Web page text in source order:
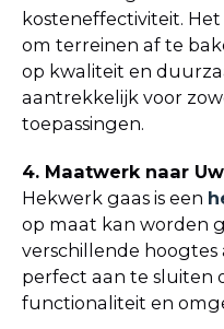
kosteneffectiviteit.
om terreinen af te
op kwaliteit en
aantrekkelijk voor
toepassingen.
4. Maatwerk naar
Hekwerk gaas is een
op maat kan worden
verschillende
perfect aan te sluiten
functionaliteit en